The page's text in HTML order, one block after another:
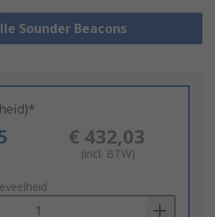
Sounder Beacons
€ 432,03
(incl. BTW)